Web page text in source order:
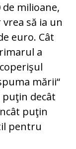
milioane,
să ia un
euro. Cât
a
mării“
puţin decât
puţin
pentru